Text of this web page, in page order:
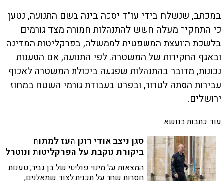
במכתב, שנשלח בידי עו"ד יסכה בינה בשם התנועה, נטען
כי התחקיר מעלה חשש להתנהלות חמורה מצד גורמים
בלשכת היועצת המשפטית לממשלה, בפרקליטות המדינה
ובאגף החקירות של המשטרה. לפי התנועה, אם הטענות
נכונות, מדובר בהתנהלות שפגעה ביכולת המשטרה לאכוף
עבירות הסתה לטרור, ובפרט בעבודת גורמי השטח במחוז
ירושלים.
עוד כתבות בנושא
סגן ניצב אודי רונן העז למתוח
ביקורת נוקבת על הפרקליטות ונוטרל
המצאות על מינוי פוליטי של בן גביר, טענות
חסרות שחר על תכנית לצוד שמאלנים,